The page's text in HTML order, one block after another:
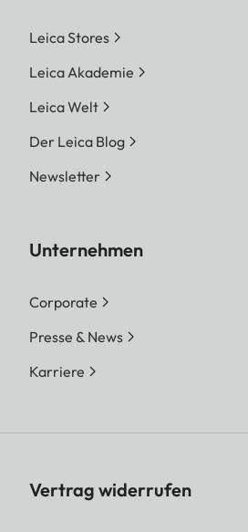
Leica Stores
Leica Akademie
Leica Welt
Der Leica Blog
Newsletter
Unternehmen
Corporate
Presse & News
Karriere
Vertrag widerrufen